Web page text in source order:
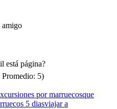
amigo
está página?
Promedio: 5)
por marruecosque
5 diasviajar a